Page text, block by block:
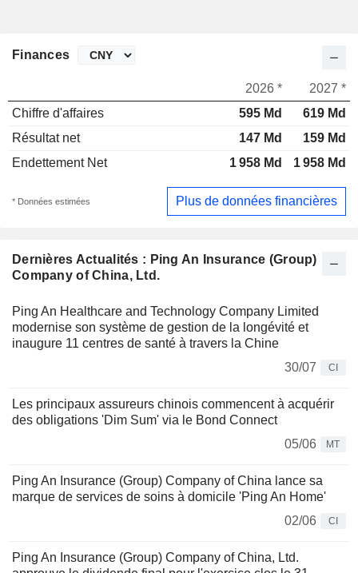
Dernières Actualités : Ping An Insurance (Group)
Company of China, Ltd.
Ping An Healthcare and Technology Company Limited
modernise son système de gestion de la longévité et
inaugure 11 centres de santé à travers la Chine
30/07
CI
Les principaux assureurs chinois commencent à acquérir
des obligations 'Dim Sum' via le Bond Connect
05/06
MT
Ping An Insurance (Group) Company of China lance sa
marque de services de soins à domicile 'Ping An Home'
02/06
CI
Ping An Insurance (Group) Company of China, Ltd.
Finances
2026 *
2027 *
Chiffre d'affaires
595 Md
619 Md
Résultat net
147 Md
159 Md
Endettement Net
1 958 Md 1 958 Md
* Données estimées Plus de données financières